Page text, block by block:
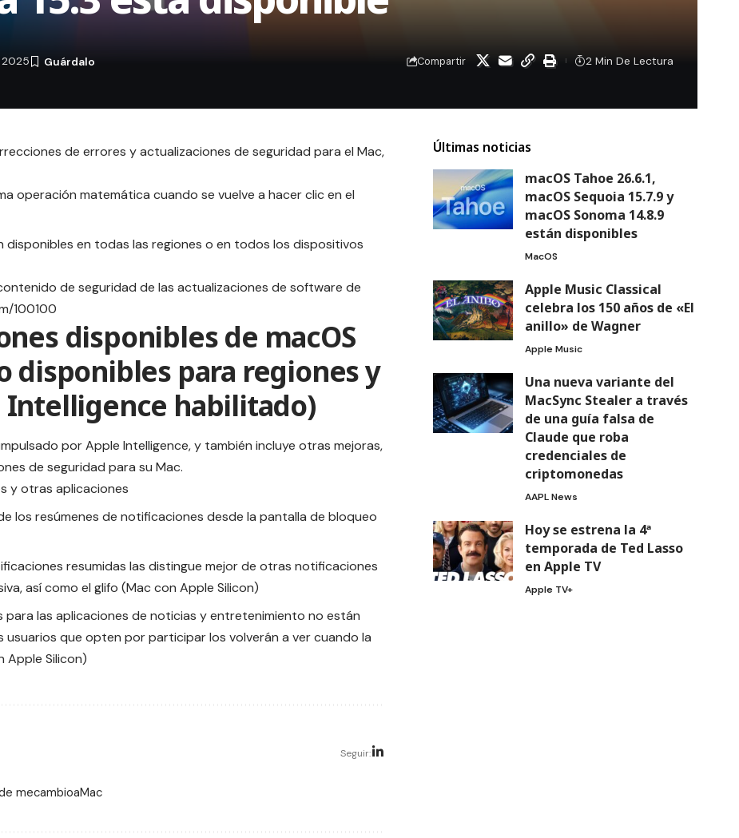
2025 Compartir 2 Min De Lectura
de errores y actualizaciones de seguridad para el Mac,
operación matemática cuando se vuelve a hacer clic en el
disponibles en todas las regiones o en todos los dispositivos
de seguridad de las actualizaciones de software de
100100
disponibles de macOS
disponibles para regiones y
Intelligence habilitado)
por Apple Intelligence, y también incluye otras mejoras,
de seguridad para su Mac.
y otras aplicaciones
los resúmenes de notificaciones desde la pantalla de bloqueo
resumidas las distingue mejor de otras notificaciones
así como el glifo (Mac con Apple Silicon)
para las aplicaciones de noticias y entretenimiento no están
usuarios que opten por participar los volverán a ver cuando la
Apple Silicon)
Seguir:
mecambioaMac
Últimas noticias
macOS Tahoe 26.6.1,
macOS Sequoia 15.7.9 y
macOS Sonoma 14.8.9
están disponibles
MacOS
Apple Music Classical
celebra los 150 años de «El
anillo» de Wagner
Apple Music
Una nueva variante del
MacSync Stealer a través
de una guía falsa de
Claude que roba
credenciales de
criptomonedas
AAPL News
Hoy se estrena la 4ª
temporada de Ted Lasso
en Apple TV
Apple TV+